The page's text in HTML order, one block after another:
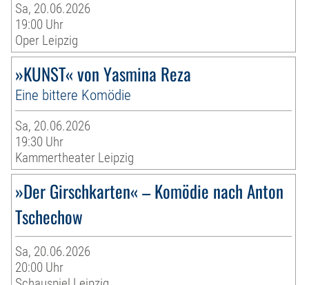
Sa, 20.06.2026
19:00 Uhr
Oper Leipzig
»KUNST« von Yasmina Reza
Eine bittere Komödie
Sa, 20.06.2026
19:30 Uhr
Kammertheater Leipzig
»Der Girschkarten« – Komödie nach Anton
Tschechow
Sa, 20.06.2026
20:00 Uhr